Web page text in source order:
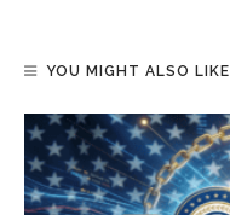
YOU MIGHT ALSO LIKE